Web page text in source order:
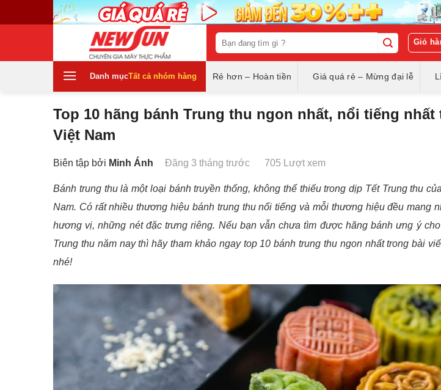
to
Tìm
kiếm:
Giỏ
Tất cả nhóm hàng
Danh mục Rẻ hơn – Hoàn tiền Giá quá rẻ – Mừng đại lễ
Top 10 hãng bánh Trung thu ngon nhất, nổi tiếng nhất
Việt Nam
Biên tập bởi Minh Ánh Đăng 3 tháng trước 705 Lượt xem
Bánh trung thu là một loại bánh truyền thống, không thể thiếu trong dịp Tết Trung thu
Nam. Có rất nhiều thương hiệu bánh trung thu nổi tiếng và mỗi thương hiệu đều mang
hương vị, những nét đặc trưng riêng. Nếu bạn vẫn chưa tìm được hãng bánh ưng ý
Trung thu năm nay thì hãy tham khảo ngay top 10 bánh trung thu ngon nhất trong bài
nhé!